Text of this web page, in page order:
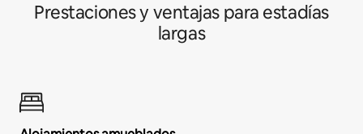
Prestaciones y ventajas para estadías
largas